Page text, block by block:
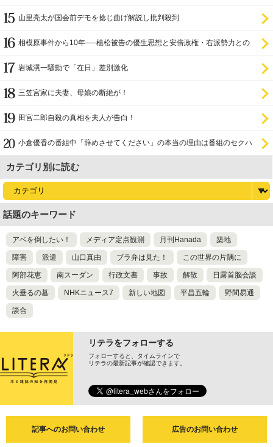
山里亮太が国会前デモを捻じ曲げ解説し批判殺到
相模原事件から10年──植松被告の優生思想と安倍政権・右派勢力との
岩城滉一騒動で「在日」差別激化
三笠宮家に夫妻、母娘の断絶が！
田宮二郎自殺の真相を夫人が告白！
小倉優香の番組中「辞めさせてください」の本当の理由は番組のセクハ
カテゴリ別に読む
話題のキーワード
アベを倒したい！ メディア定点観測 月刊Hanada 築地
障害 派遣 山口真由 ブラ弁は見た！ この世界の片隅に
阿部花恵 南スーダン 行政文書 事故 解散 日露首脳会談
火垂るの墓 NHKニュース7 新しい地図 平昌五輪 野間易通
談合
リテラをフォローする
フォローすると、タイムラインで
リテラの最新記事が確認できます。
記事へのお問い合わせ 広告のお問い合わせ